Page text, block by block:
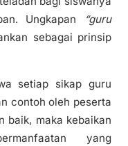
Ungkapan
“guru
sebagai prinsip
setiap sikap guru
contoh oleh peserta
baik, maka kebaikan
yang